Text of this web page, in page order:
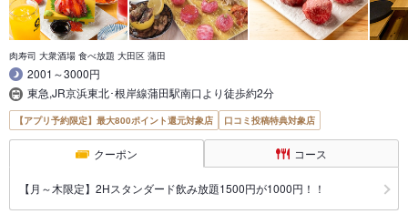
肉寿司 大衆酒場 食べ放題 大田区 蒲田
2001～3000円
東急,JR京浜東北･根岸線蒲田駅南口より徒歩約2分
【アプリ予約限定】最大800ポイント還元対象店 口コミ投稿特典対象店
クーポン コース
【月～木限定】2Hスタンダード飲み放題1500円が1000円！！